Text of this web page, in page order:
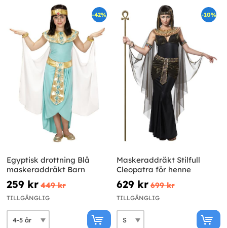
-42%
Egyptisk drottning Blå
maskeraddräkt Barn
259 kr 449 kr
TILLGÄNGLIG
-10%
Maskeraddräkt Stilfull
Cleopatra för henne
629 kr 699 kr
TILLGÄNGLIG